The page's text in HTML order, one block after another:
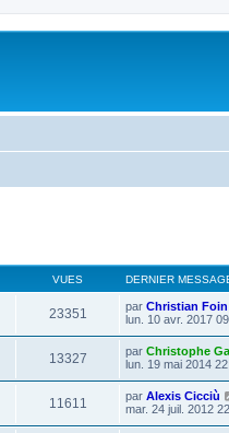
VUES DERNIER
23351 par Christian Foin
lun. 10 avr. 2017
13327 par Christophe
lun. 19 mai 2014
11611 par Alexis Cicciù
mar. 24 juil. 2012